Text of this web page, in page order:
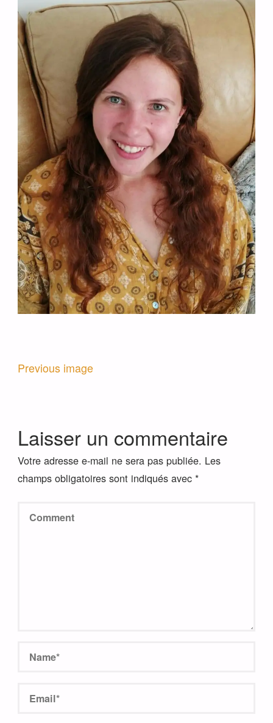
Previous image
Laisser un commentaire
Votre adresse e-mail ne sera pas publiée. Les
champs obligatoires sont indiqués avec *